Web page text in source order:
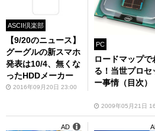
ASCII倶楽部
【9/20のニュース】
グーグルの新スマホ
発表は10/4、無くな
ったHDDメーカー
2016年09月20日 23:00
PC
ロードマップで
る！当世プロセ
ー事情（目次）
2009年05月21日
AD